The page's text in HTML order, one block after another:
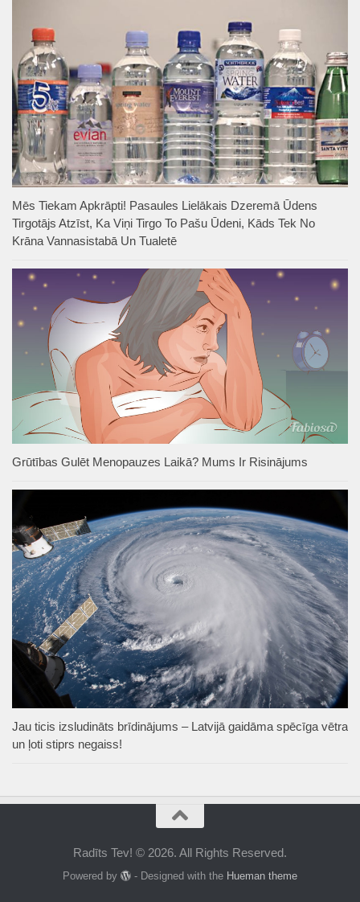
Mēs Tiekam Apkrāpti! Pasaules Lielākais Dzeremā Ūdens
Tirgotājs Atzīst, Ka Viņi Tirgo To Pašu Ūdeni, Kāds Tek No
Krāna Vannasistabā Un Tualetē
Grūtības Gulēt Menopauzes Laikā? Mums Ir Risinājums
Jau ticis izsludināts brīdinājums – Latvijā gaidāma spēcīga vētra
un ļoti stiprs negaiss!
Radīts Tev! © 2026. All Rights Reserved.
Powered by - Designed with the Hueman theme